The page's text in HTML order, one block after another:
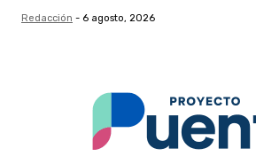
Redacción - 6 agosto, 2026